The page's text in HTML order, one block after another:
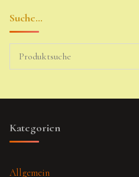
Suche…
Kategorien
Allgemein